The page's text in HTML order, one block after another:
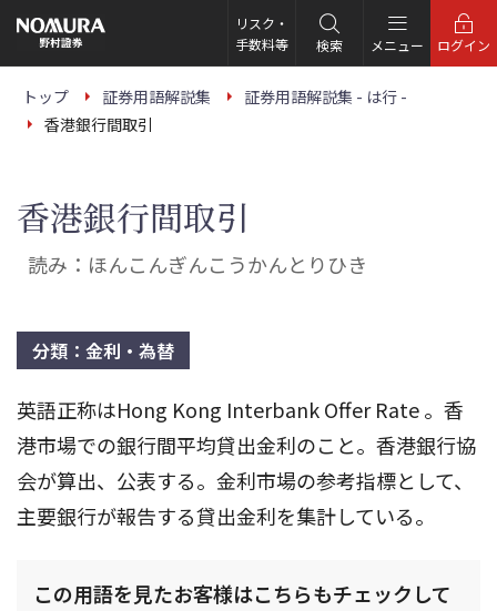
の
ー
リスク・
手数料等
検索 メニュー ログイン
トップ 証券用語解説集
証券用語解説集 - は行 -
香港銀行間取引
香港銀行間取引
読み：ほんこんぎんこうかんとりひき
分類：金利・為替
英語正称はHong Kong Interbank Offer Rate 。香
港市場での銀行間平均貸出金利のこと。香港銀行協
会が算出、公表する。金利市場の参考指標として、
主要銀行が報告する貸出金利を集計している。
この用語を見たお客様はこちらもチェックして